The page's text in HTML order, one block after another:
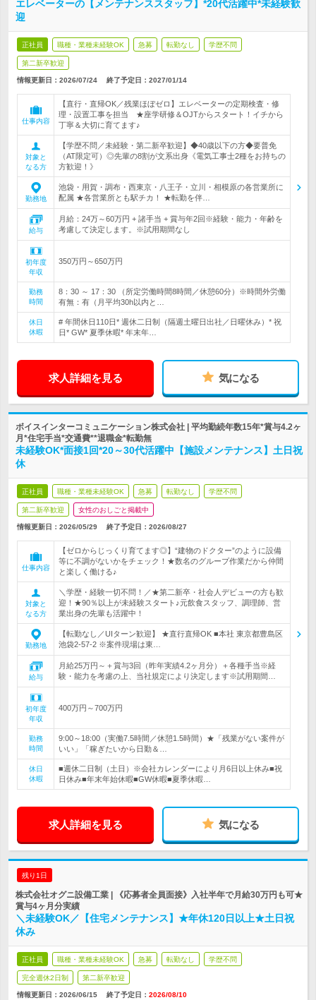
エレベーターの【メンテナンススタッフ】*20代活躍中*未経験歓
迎
正社員 職種・業種未経験OK 急募 転勤なし 学歴不問
第二新卒歓迎
情報更新日：2026/07/24 終了予定日： 2027/01/14
仕事内容
【直行・直帰OK／残業ほぼゼロ】エレベーターの定期検査・修
理・設置工事を担当 ★座学研修＆OJTからスタート！イチから
丁寧＆大切に育てます♪
対象と
なる方
【学歴不問／未経験・第二新卒歓迎】◆40歳以下の方◆要普免
（AT限定可）◎先輩の8割が文系出身《電気工事士2種をお持ちの
方歓迎！》
勤務地
池袋・用賀・調布・西東京・八王子・立川・相模原の各営業所に
配属 ★各営業所とも駅チカ！ ★転勤を伴…
給与
月給：24万～60万円 + 諸手当 + 賞与年2回※経験・能力・年齢を
考慮して決定します。※試用期間なし
初年度
年収
350万円～650万円
勤務
時間
8：30 ～ 17：30 （所定労働時間8時間／休憩60分）※時間外労働
有無：有（月平均30h以内と…
休日
休暇
# 年間休日110日* 週休二日制（隔週土曜日出社／日曜休み）* 祝
日* GW* 夏季休暇* 年末年…
求人詳細を見る 気になる
ボイスインターコミュニケーション株式会社 | 平均勤続年数15年*賞与4.2ヶ
月*住宅手当*交通費**退職金*転勤無
未経験OK*面接1回*20～30代活躍中【施設メンテナンス】土日祝
休
正社員 職種・業種未経験OK 急募 転勤なし 学歴不問
第二新卒歓迎 女性のおしごと掲載中
情報更新日：2026/05/29 終了予定日： 2026/08/27
仕事内容
【ゼロからじっくり育てます◎】“建物のドクター”のように設備
等に不調がないかをチェック！★数名のグループ作業だから仲間
と楽しく働ける♪
対象と
なる方
＼学歴・経験一切不問！／★第二新卒・社会人デビューの方も歓
迎！★90％以上が未経験スタート♪元飲食スタッフ、調理師、営
業出身の先輩も活躍中！
勤務地
【転勤なし／UIターン歓迎】 ★直行直帰OK ■本社 東京都豊島区
池袋2-57-2 ※案件現場は東…
給与
月給25万円～＋賞与3回（昨年実績4.2ヶ月分）＋各種手当※経
験・能力を考慮の上、当社規定により決定します※試用期間…
初年度
年収
400万円～700万円
勤務
時間
9:00～18:00（実働7.5時間／休憩1.5時間）★「残業がない案件が
いい」「稼ぎたいから日勤＆…
休日
休暇
■週休二日制（土日）※会社カレンダーにより月6日以上休み■祝
日休み■年末年始休暇■GW休暇■夏季休暇…
求人詳細を見る 気になる
残り1日
株式会社オグニ設備工業 | 《応募者全員面接》入社半年で月給30万円も可★
賞与4ヶ月分実績
＼未経験OK／【住宅メンテナンス】★年休120日以上★土日祝
休み
正社員 職種・業種未経験OK 急募 転勤なし 学歴不問
完全週休2日制 第二新卒歓迎
情報更新日：2026/06/15 終了予定日： 2026/08/10